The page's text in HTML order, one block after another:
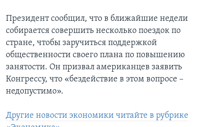
Президент сообщил, что в ближайшие недели
собирается совершить несколько поездок по
стране, чтобы заручиться поддержкой
общественности своего плана по повышению
занятости. Он призвал американцев заявить
Конгрессу, что «бездействие в этом вопросе –
недопустимо».
Другие новости экономики читайте в рубрике